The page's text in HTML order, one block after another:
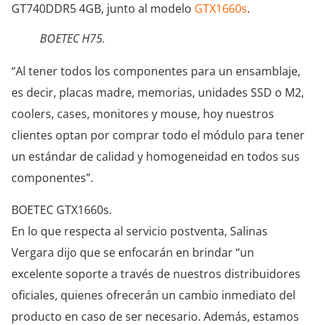
GT740DDR5 4GB, junto al modelo GTX1660s.
BOETEC H75.
“Al tener todos los componentes para un ensamblaje,
es decir, placas madre, memorias, unidades SSD o M2,
coolers, cases, monitores y mouse, hoy nuestros
clientes optan por comprar todo el módulo para tener
un estándar de calidad y homogeneidad en todos sus
componentes”.
BOETEC GTX1660s.
En lo que respecta al servicio postventa, Salinas
Vergara dijo que se enfocarán en brindar “un
excelente soporte a través de nuestros distribuidores
oficiales, quienes ofrecerán un cambio inmediato del
producto en caso de ser necesario. Además, estamos